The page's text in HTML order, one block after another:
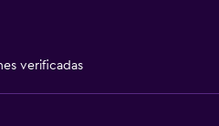
verificadas